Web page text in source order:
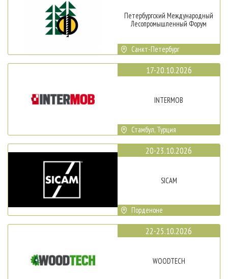
Петербургский Международный
Лесопромышленный Форум
Санкт-Петербург
17-20.10.2026
INTERMOB
Стамбул, Турция
20-23.10.2026
SICAM
Порденоне
22-25.10.2026
WOODTECH